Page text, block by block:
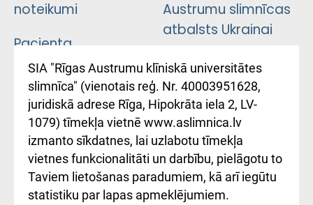
noteikumi
Pacienta
atsauksmju/sūdzību
iesniegšanas
kārtība
Kā pie mums nokļūt
Rēķinu apmaksas
ceļvedis
Austrumu slimnīcas
atbalsts Ukrainai
Підтримка Східної
лікарні та співпраця з
Україною
SIA "Rīgas Austrumu klīniskā universitātes
slimnīca" (vienotais reģ. Nr. 40003951628,
juridiskā adrese Rīga, Hipokrāta iela 2, LV-
1079) tīmekļa vietnē www.aslimnica.lv
izmanto sīkdatnes, lai uzlabotu tīmekļa
vietnes funkcionalitāti un darbību, pielāgotu to
Taviem lietošanas paradumiem, kā arī iegūtu
statistiku par lapas apmeklējumiem.